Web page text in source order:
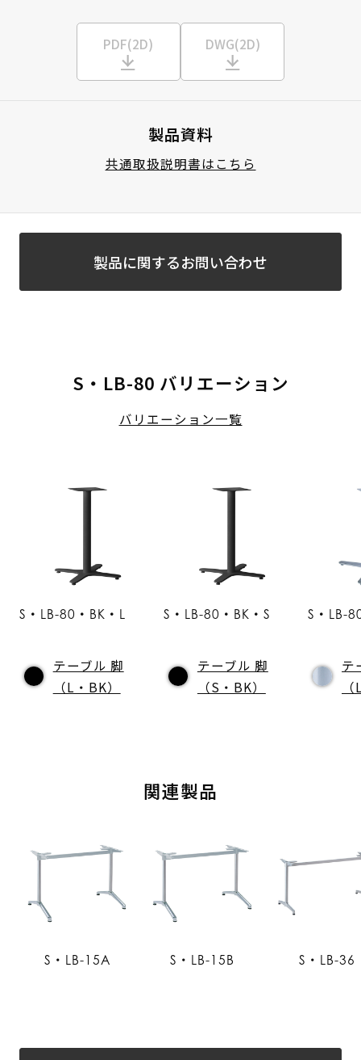
PDF(2D) DWG(2D)
製品資料
共通取扱説明書はこちら
製品に関するお問い合わせ
S・LB-80 バリエーション
バリエーション一覧
S・LB-80・BK・L
テーブル 脚
（L・BK）
S・LB-80・BK・S
テーブル 脚
（S・BK）
S・LB-
テ
関連製品
S・LB-15A S・LB-15B S・LB-36